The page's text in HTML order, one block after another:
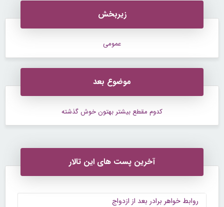
زیربخش
عمومی
موضوع بعد
کدوم مقطع بیشتر بهتون خوش گذشته
آخرین پست های این تالار
روابط خواهر برادر بعد از ازدواج